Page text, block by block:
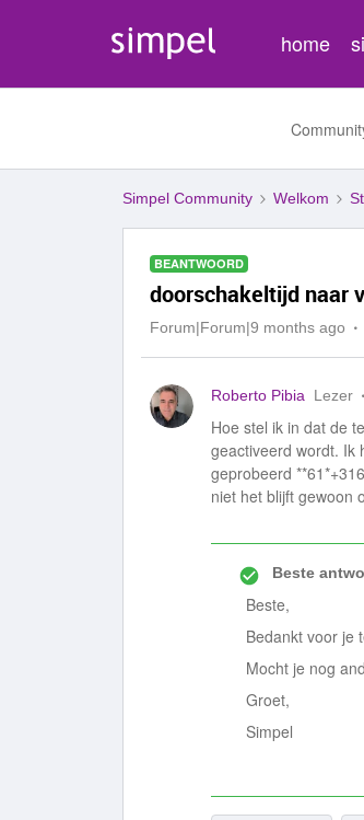
home
Simpel Community Welkom
BEANTWOORD
doorschakeltijd naar
Forum|Forum|9 months ago
Roberto Pibia Lezer
Hoe stel ik in dat de
geactiveerd wordt. Ik
geprobeerd
niet het blijft gewoon
Beste
Beste,
Bedankt voor je
Mocht je nog
Groet,
Simpel